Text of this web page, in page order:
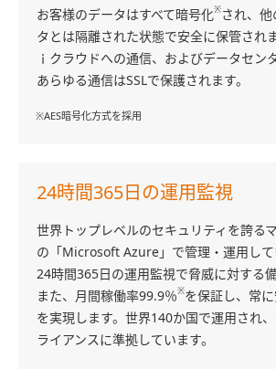
お客様のデータはすべて暗号化※ され、
タとは隔離された状態で安全に保管され
ｉクラウドへの通信、およびデータセン
あらゆる通信はSSLで保護されます。
※AES暗号化方式を採用
24時間365日の運用監視
世界トップレベルのセキュリティを誇る
の「Microsoft Azure」で管理・運用して
24時間365日の運用監視で脅威に対する
また、月間稼働率99.9％※を保証し、常
を実現します。世界140か国で運用され
ライアンスに準拠しています。